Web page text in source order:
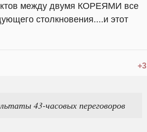
между двумя КОРЕЯМИ все
столкновения....и этот
+3
43-часовых переговоров